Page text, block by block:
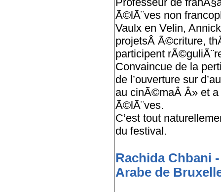
Ã©lÃ¨ves non
Vaulx en Velin,
projetsÂ Ã©criture,
participent
Convaincue de la
de l’ouverture sur
au cinÃ©maÂ Â» et
Ã©lÃ¨ves.
C’est tout
du festival.
Rachida Chbani
Arabe de